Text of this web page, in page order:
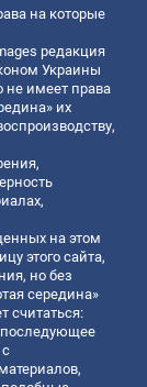
на которые
редакция
Украины
не имеет права
их
на этом
этого сайта,
но без
середина»
считаться:
последующее